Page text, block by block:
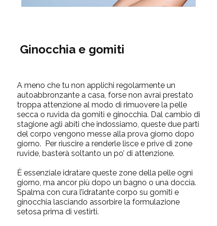
Ginocchia e gomiti
A meno che tu non applichi regolarmente un
autoabbronzante a casa, forse non avrai prestato
troppa attenzione al modo di rimuovere la pelle
secca o ruvida da gomiti e ginocchia. Dal cambio di
stagione agli abiti che indossiamo, queste due parti
del corpo vengono messe alla prova giorno dopo
giorno. Per riuscire a renderle lisce e prive di zone
ruvide, basterà soltanto un po’ di attenzione.
È essenziale idratare queste zone della pelle ogni
giorno, ma ancor più dopo un bagno o una doccia.
Spalma con cura l’idratante corpo su gomiti e
ginocchia lasciando assorbire la formulazione
setosa prima di vestirti.